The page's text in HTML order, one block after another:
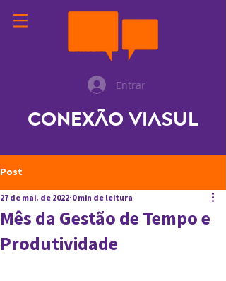
Entrar
Conexão ViaSul
Post
Mês da Gestão de Tempo e
Produtividade
27 de mai. de 2022 0 min de leitura